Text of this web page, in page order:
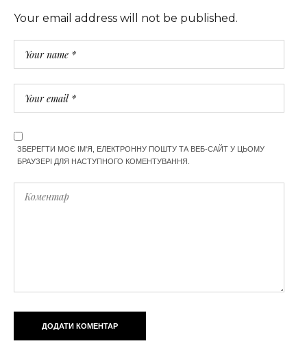
Your email address will not be published.
ЗБЕРЕГТИ МОЄ ІМ'Я, ЕЛЕКТРОННУ ПОШТУ ТА ВЕБ-САЙТ У ЦЬОМУ
БРАУЗЕРІ ДЛЯ НАСТУПНОГО КОМЕНТУВАННЯ.